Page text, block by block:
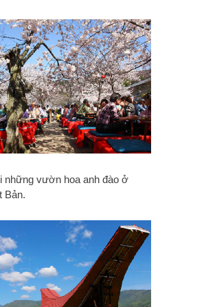
những vườn hoa anh đào ở
Bản.